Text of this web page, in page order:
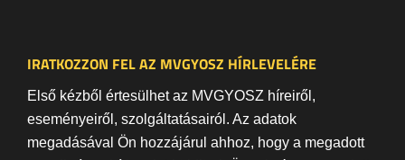
IRATKOZZON FEL AZ MVGYOSZ HÍRLEVELÉRE
Első kézből értesülhet az MVGYOSZ híreiről,
eseményeiről, szolgáltatásairól. Az adatok
megadásával Ön hozzájárul ahhoz, hogy a megadott